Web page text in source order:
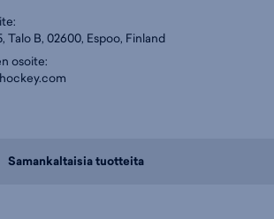
Talo B, 02600, Espoo, Finland
osoite:
Samankaltaisia tuotteita